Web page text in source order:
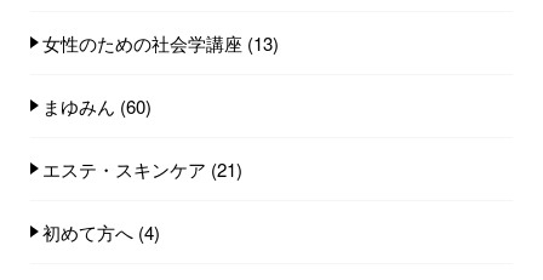
女性のための社会学講座 (13)
まゆみん (60)
エステ・スキンケア (21)
初めて方へ (4)